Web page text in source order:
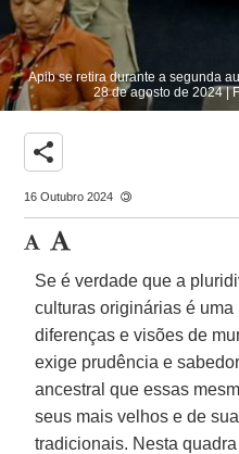
Apib se retira durante a segunda
28 de agosto de 2024 |
share
16 Outubro 2024
Se é verdade que a
culturas originárias é
diferenças e visões de
exige prudência e
ancestral que essas
seus mais velhos e de
tradicionais. Nesta